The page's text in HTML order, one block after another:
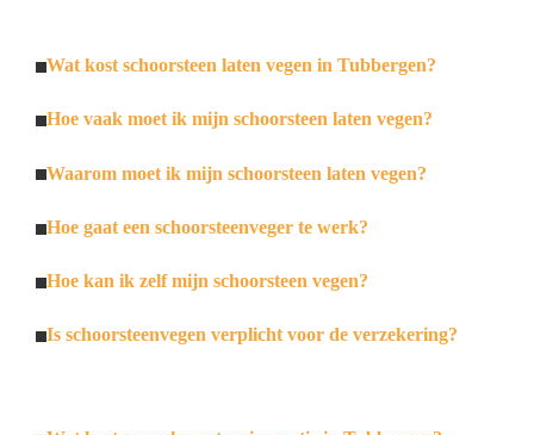
Wat kost schoorsteen laten vegen in Tubbergen?
Hoe vaak moet ik mijn schoorsteen laten vegen?
Waarom moet ik mijn schoorsteen laten vegen?
Hoe gaat een schoorsteenveger te werk?
Hoe kan ik zelf mijn schoorsteen vegen?
Is schoorsteenvegen verplicht voor de verzekering?